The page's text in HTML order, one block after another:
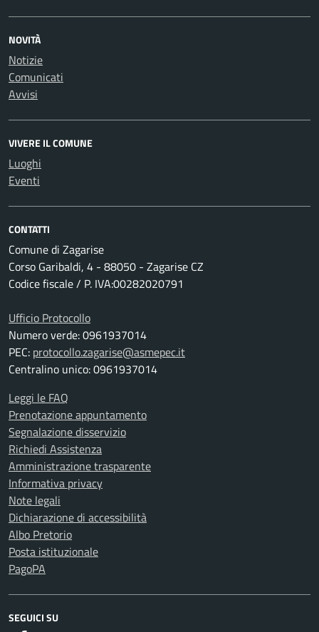
NOVITÀ
Notizie
Comunicati
Avvisi
VIVERE IL COMUNE
Luoghi
Eventi
CONTATTI
Comune di Zagarise
Corso Garibaldi, 4 - 88050 - Zagarise CZ
Codice fiscale / P. IVA:00282020791
Ufficio Protocollo
Numero verde: 0961937014
PEC: protocollo.zagarise@asmepec.it
Centralino unico: 0961937014
Leggi le FAQ
Prenotazione appuntamento
Segnalazione disservizio
Richiedi Assistenza
Amministrazione trasparente
Informativa privacy
Note legali
Dichiarazione di accessibilità
Albo Pretorio
Posta istituzionale
PagoPA
SEGUICI SU